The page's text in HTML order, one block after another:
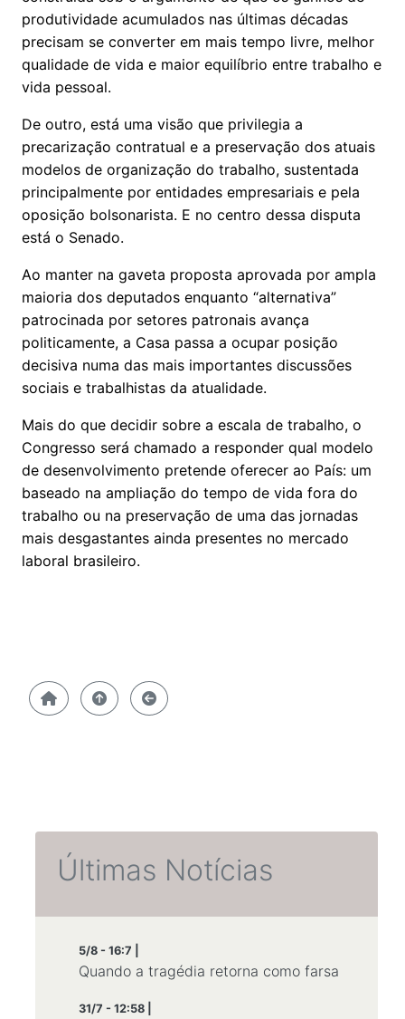
produtividade acumulados nas últimas décadas
precisam se converter em mais tempo livre, melhor
qualidade de vida e maior equilíbrio entre trabalho e
vida pessoal.
De outro, está uma visão que privilegia a
precarização contratual e a preservação dos atuais
modelos de organização do trabalho, sustentada
principalmente por entidades empresariais e pela
oposição bolsonarista. E no centro dessa disputa
está o Senado.
Ao manter na gaveta proposta aprovada por ampla
maioria dos deputados enquanto “alternativa”
patrocinada por setores patronais avança
politicamente, a Casa passa a ocupar posição
decisiva numa das mais importantes discussões
sociais e trabalhistas da atualidade.
Mais do que decidir sobre a escala de trabalho, o
Congresso será chamado a responder qual modelo
de desenvolvimento pretende oferecer ao País: um
baseado na ampliação do tempo de vida fora do
trabalho ou na preservação de uma das jornadas
mais desgastantes ainda presentes no mercado
laboral brasileiro.
Últimas Notícias
5/8 - 16:7 |
Quando a tragédia retorna como farsa
31/7 - 12:58 |